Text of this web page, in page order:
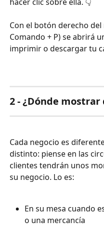
Con el botón derecho
Comando + P) se abrirá
imprimir o descargar tu
2 - ¿Dónde
Cada negocio es
distinto: piense en las
clientes tendrán unos
su negocio. Lo es:
En su mesa cuando
o una mercancía